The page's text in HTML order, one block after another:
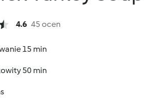
4.6 45 ocen
15 min
50 min